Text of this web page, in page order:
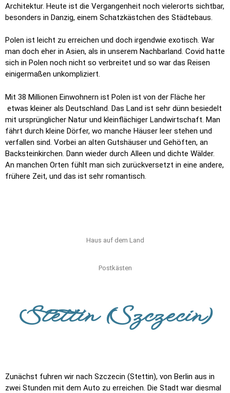
Architektur. Heute ist die Vergangenheit noch vielerorts sichtbar,
besonders in Danzig, einem Schatzkästchen des Städtebaus.
Polen ist leicht zu erreichen und doch irgendwie exotisch. War
man doch eher in Asien, als in unserem Nachbarland. Covid hatte
sich in Polen noch nicht so verbreitet und so war das Reisen
einigermaßen unkompliziert.
Mit 38 Millionen Einwohnern ist Polen ist von der Fläche her
etwas kleiner als Deutschland. Das Land ist sehr dünn besiedelt
mit ursprünglicher Natur und kleinflächiger Landwirtschaft. Man
fährt durch kleine Dörfer, wo manche Häuser leer stehen und
verfallen sind. Vorbei an alten Gutshäuser und Gehöften, an
Backsteinkirchen. Dann wieder durch Alleen und dichte Wälder.
An manchen Orten fühlt man sich zurückversetzt in eine andere,
frühere Zeit, und das ist sehr romantisch.
Haus auf dem Land
Postkästen
Stettin (Szczecin)
Zunächst fuhren wir nach Szczecin (Stettin), von Berlin aus in
zwei Stunden mit dem Auto zu erreichen. Die Stadt war diesmal